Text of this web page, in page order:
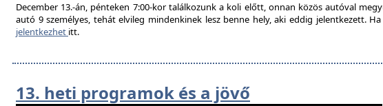
December 13.-án, pénteken 7:00-kor találkozunk a koli előtt, onnan közös autóval
autó 9 személyes, tehát elvileg mindenkinek lesz benne hely, aki eddig jelentkezett. Ha
jelentkezhet itt.
13. heti programok és a jövő